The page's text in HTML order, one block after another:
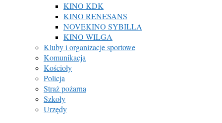
KINO KDK
KINO RENESANS
NOVEKINO SYBILLA
KINO WILGA
Kluby i organizacje sportowe
Komunikacja
Kościoły
Policja
Straż pożarna
Szkoły
Urzędy